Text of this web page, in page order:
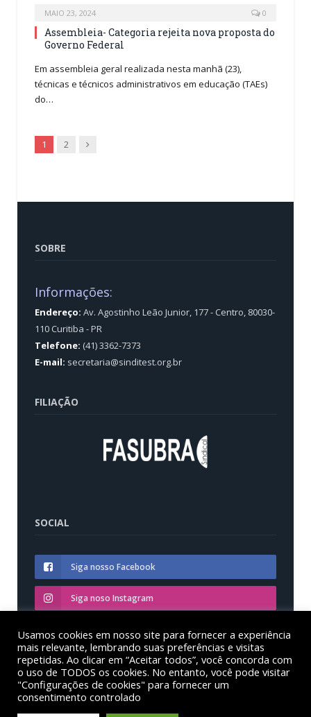
MAIO 23, 2024 0
Assembleia- Categoria rejeita nova proposta do
Governo Federal
Em assembleia geral realizada nesta manhã (23),
técnicas e técnicos administrativos em educação (TAEs)
do…
1 2 Next
SOBRE
Informações:
Endereço: Av. Agostinho Leão Junior, 177 - Centro, 80030-
110 Curitiba - PR
Telefone: (41) 3362-7373
E-mail: secretaria@sinditest.org.br
FILIAÇÃO
SOCIAL
Siga nosso Facebook
Siga noso Instagram
Siga nosso YouTube
© Sinditest – Sindicato dos trabalhadores em educação
das instituições federais de ensino superior no estado
Usamos cookies em nosso site para fornecer a experiência
mais relevante, lembrando suas preferências e visitas
repetidas. Ao clicar em “Aceitar todos”, você concorda com
o uso de TODOS os cookies. No entanto, você pode visitar
"Configurações de cookies" para fornecer um
consentimento controlado